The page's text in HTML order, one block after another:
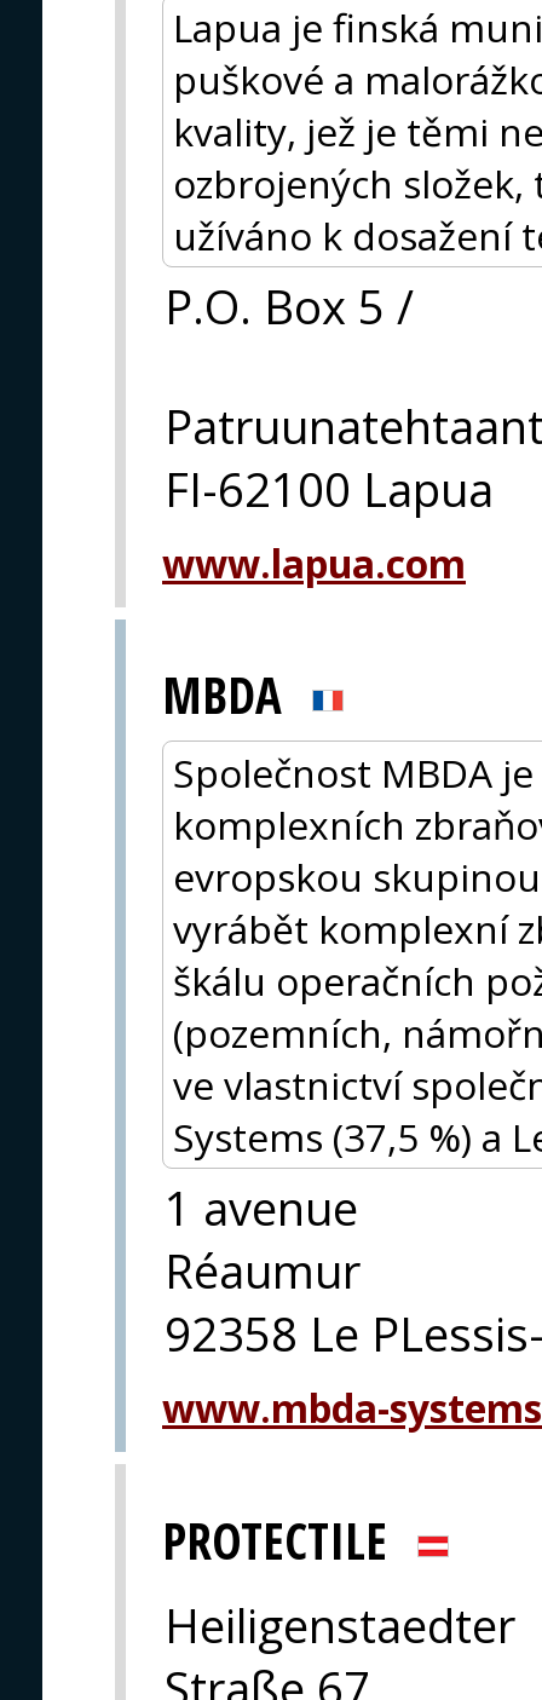
Lapua je finská
puškové a
kvality, jež je těmi
ozbrojených
užíváno k dosažení
P.O. Box 5 /
FI-62100 Lapua
www.lapua.com
MBDA
Společnost MBDA
komplexních
evropskou
vyrábět komplexní
škálu operačních
(pozemních,
ve vlastnictví
Systems (37,5 %) a
1 avenue
Réaumur
92358 Le
www.mbda-
PROTECTILE
Heiligenstaedter